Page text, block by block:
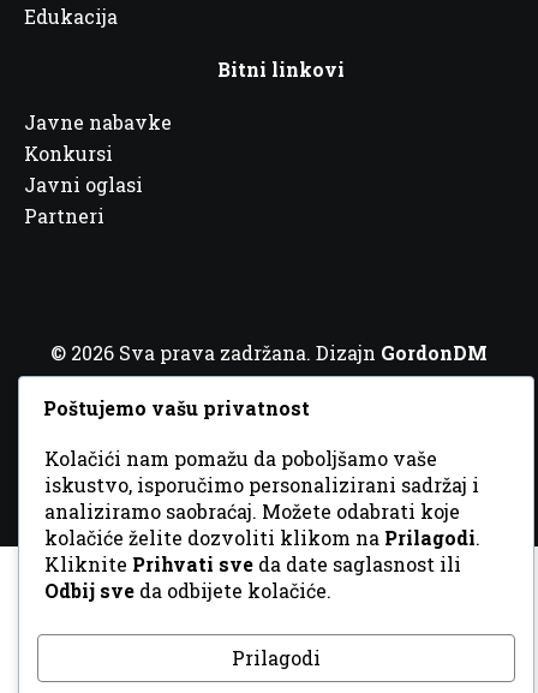
Edukacija
Bitni linkovi
Javne nabavke
Konkursi
Javni oglasi
Partneri
© 2026 Sva prava zadržana. Dizajn GordonDM
Poštujemo vašu privatnost
Kolačići nam pomažu da poboljšamo vaše
iskustvo, isporučimo personalizirani sadržaj i
analiziramo saobraćaj. Možete odabrati koje
kolačiće želite dozvoliti klikom na Prilagodi.
Kliknite Prihvati sve da date saglasnost ili
Odbij sve da odbijete kolačiće.
Prilagodi